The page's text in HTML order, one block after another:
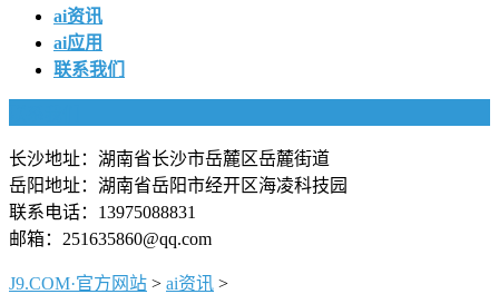
ai资讯
ai应用
联系我们
长沙地址：湖南省长沙市岳麓区岳麓街道
岳阳地址：湖南省岳阳市经开区海凌科技园
联系电话：13975088831
邮箱：251635860@qq.com
J9.COM·官方网站 > ai资讯 >